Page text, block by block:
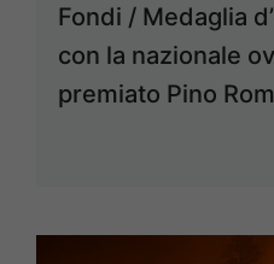
Fondi / Medaglia
con la nazionale
premiato Pino